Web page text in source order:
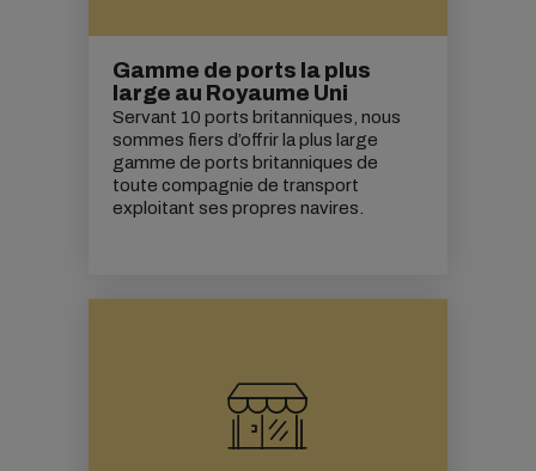
Gamme de ports la plus
large au Royaume Uni
Servant 10 ports britanniques, nous
sommes fiers d’offrir la plus large
gamme de ports britanniques de
toute compagnie de transport
exploitant ses propres navires.